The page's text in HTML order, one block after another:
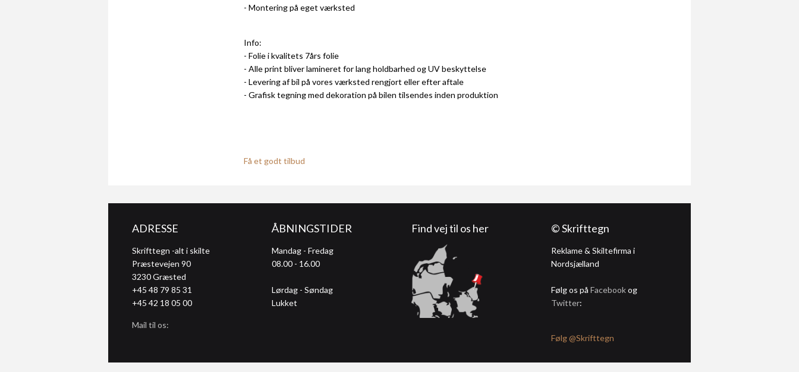
- Montering på eget værksted
Info:
- Folie i kvalitets 7års folie
- Alle print bliver lamineret for lang holdbarhed og UV beskyttelse
- Levering af bil på vores værksted rengjort eller efter aftale
- Grafisk tegning med dekoration på bilen tilsendes inden produktion
Få et godt tilbud
ADRESSE
Skrifttegn -alt i skilte
Præstevejen 90
3230Græsted
+45 48 79 85 31
+45 42 18 05 00
Mail til os:
ÅBNINGSTIDER
Mandag - Fredag
08.00 - 16.00
Lørdag - Søndag
Lukket
Find vej til os her © Skrifttegn
Reklame & Skiltefirma i
Nordsjælland
Følg os på Facebookog
Twitter:
Følg @Skrifttegn